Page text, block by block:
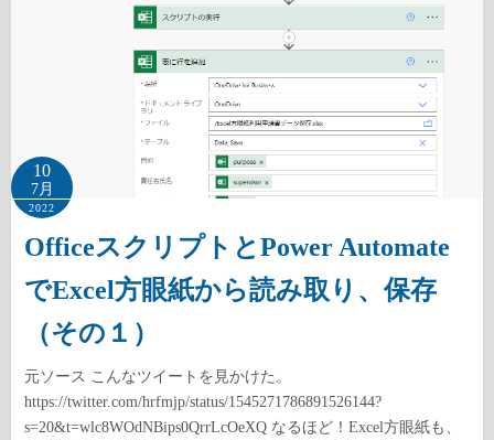
10
7月
2022
OfficeスクリプトとPower Automate
でExcel方眼紙から読み取り、保存
（その１）
元ソース こんなツイートを見かけた。
https://twitter.com/hrfmjp/status/1545271786891526144?
s=20&t=wlc8WOdNBips0QrrLcOeXQ なるほど！Excel方眼紙も、